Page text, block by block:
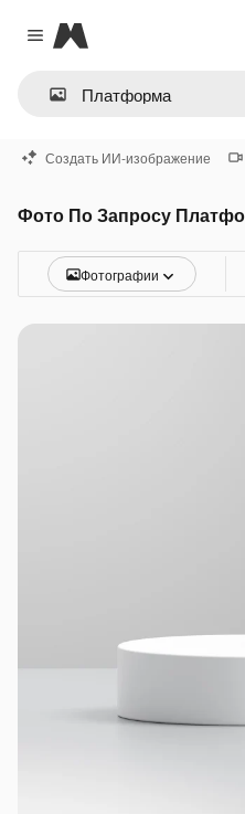
Close menu
Magnific
Создать ИИ-изображение
Фото По Запросу
Фотографии